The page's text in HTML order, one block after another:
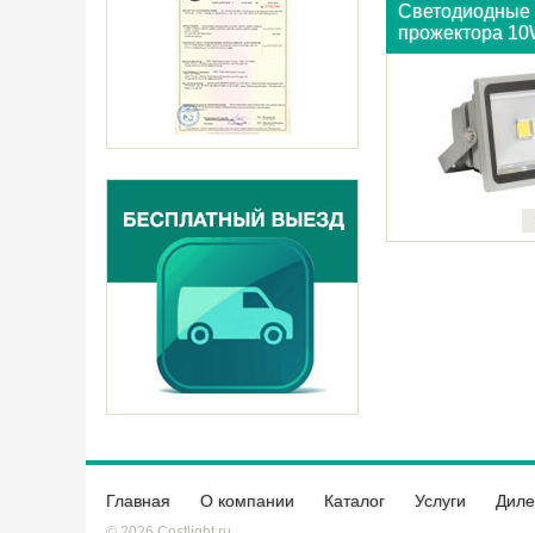
Светодиодные
прожектора
Главная О компании Каталог Услуги